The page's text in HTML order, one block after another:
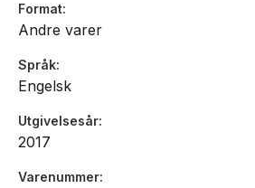
Format
Andre varer
Språk
Engelsk
Utgivelsesår
2017
Varenummer